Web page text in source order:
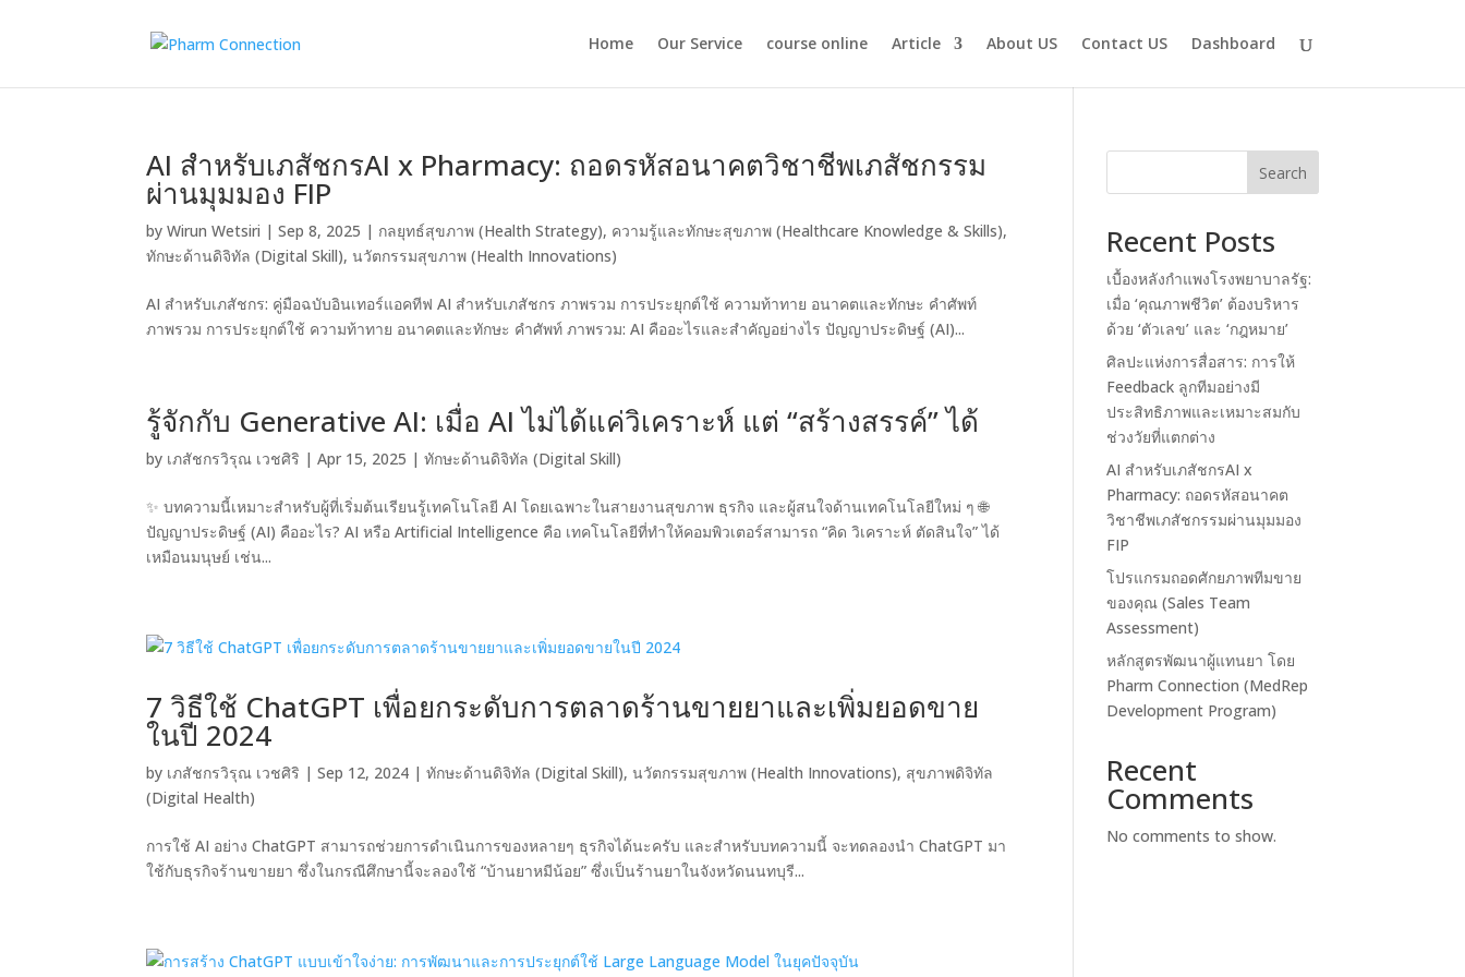
Home Our Service course online Article About US Contact US Dashboard
AI สำหรับเภสัชกรAI x Pharmacy: ถอดรหัสอนาคตวิชาชีพเภสัชกรรม
ผ่านมุมมอง FIP
byWirun Wetsiri |Sep 8, 2025 | กลยุทธ์สุขภาพ (Health Strategy), ความรู้และทักษะสุขภาพ (Healthcare Knowledge & Skills),
ทักษะด้านดิจิทัล (Digital Skill),นวัตกรรมสุขภาพ (Health Innovations)
AI สำหรับเภสัชกร: คู่มือฉบับอินเทอร์แอคทีฟ AI สำหรับเภสัชกร ภาพรวม การประยุกต์ใช้ ความท้าทาย อนาคตและทักษะ คำศัพท์
ภาพรวม การประยุกต์ใช้ ความท้าทาย อนาคตและทักษะ คำศัพท์ ภาพรวม: AI คืออะไรและสำคัญอย่างไร ปัญญาประดิษฐ์ (AI)...
รู้จักกับ Generative AI: เมื่อ AI ไม่ได้แค่วิเคราะห์ แต่ “สร้างสรรค์” ได้
by เภสัชกรวิรุณ เวชศิริ |Apr 15, 2025 |ทักษะด้านดิจิทัล (Digital Skill)
✨ บทความนี้เหมาะสำหรับผู้ที่เริ่มต้นเรียนรู้เทคโนโลยี AI โดยเฉพาะในสายงานสุขภาพ ธุรกิจ และผู้สนใจด้านเทคโนโลยีใหม่ ๆ 🌐
ปัญญาประดิษฐ์ (AI) คืออะไร? AI หรือ Artificial Intelligence คือ เทคโนโลยีที่ทำให้คอมพิวเตอร์สามารถ “คิด วิเคราะห์ ตัดสินใจ” ได้
เหมือนมนุษย์ เช่น...
7 วิธีใช้ ChatGPT เพื่อยกระดับการตลาดร้านขายยาและเพิ่มยอดขาย
ในปี 2024
by เภสัชกรวิรุณ เวชศิริ |Sep 12, 2024 |ทักษะด้านดิจิทัล (Digital Skill),นวัตกรรมสุขภาพ (Health Innovations), สุขภาพดิจิทัล
(Digital Health)
การใช้ AI อย่าง ChatGPT สามารถช่วยการดำเนินการของหลายๆ ธุรกิจได้นะครับ และสำหรับบทความนี้ จะทดลองนำ ChatGPT มา
ใช้กับธุรกิจร้านขายยา ซึ่งในกรณีศึกษานี้จะลองใช้ “บ้านยาหมีน้อย” ซึ่งเป็นร้านยาในจังหวัดนนทบุรี...
Search
Recent Posts
เบื้องหลังกำแพงโรงพยาบาลรัฐ:
เมื่อ ‘คุณภาพชีวิต’ ต้องบริหาร
ด้วย ‘ตัวเลข’ และ ‘กฎหมาย’
ศิลปะแห่งการสื่อสาร: การให้
Feedback ลูกทีมอย่างมี
ประสิทธิภาพและเหมาะสมกับ
ช่วงวัยที่แตกต่าง
AI สำหรับเภสัชกรAI x
Pharmacy: ถอดรหัสอนาคต
วิชาชีพเภสัชกรรมผ่านมุมมอง
FIP
โปรแกรมถอดศักยภาพทีมขาย
ของคุณ (Sales Team
Assessment)
หลักสูตรพัฒนาผู้แทนยา โดย
Pharm Connection (MedRep
Development Program)
Recent
Comments
No comments to show.